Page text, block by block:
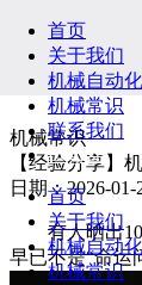
首页
关于我们
机械自动化
机械常识
联系我们
English
首页
关于我们
机械自动化
机械常识
机械常识
【经验分享】
日期：2026-01-
有人晒出10
早已不是“命运